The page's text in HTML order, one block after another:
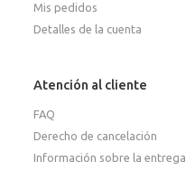
Mis pedidos
Detalles de la cuenta
Atención al cliente
FAQ
Derecho de cancelación
Información sobre la entrega